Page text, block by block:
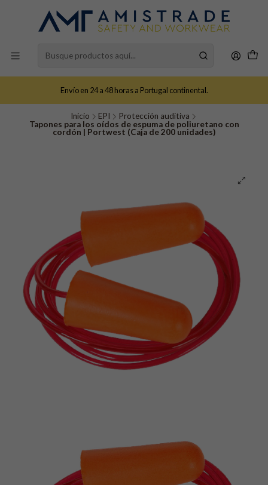
Envío en 24 a 48 horas a Portugal continental.
Inicio EPI
Protección auditiva
Tapones para los oídos de espuma de poliuretano con
cordón | Portwest (Caja de 200 unidades)